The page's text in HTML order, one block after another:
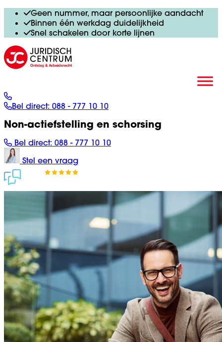
Geen nummer, maar persoonlijke aandacht
Binnen één werkdag duidelijkheid
Snel schakelen door korte lijnen
Bel direct: 088 - 777 10 10
Non-actiefstelling en schorsing
Bel direct: 088 - 777 10 10
Stel een vraag